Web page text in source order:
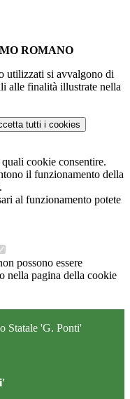
ROMANO
utilizzati si avvalgono di
alle finalità illustrate nella
tutti i cookies
cookie consentire.
il funzionamento della
al funzionamento potete
possono essere
nella pagina della cookie
Statale 'G. Ponti'